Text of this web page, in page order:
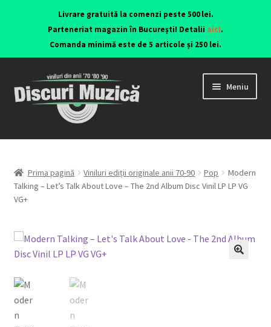
Livrare gratuită la comenzi peste 500 lei.
Parteneriat magazin în București! Detalii aici.
Comanda minimă este de 5 articole și 250 lei.
Meniu
Viniluri ediții originale anii 70-90
CD-uri originale
Contact
Listă produse
Prima pagină Viniluri ediții originale anii 70-90 Pop
Modern
Talking – Let’s Talk About Love – The 2nd Album Disc Vinil LP LP VG
VG+